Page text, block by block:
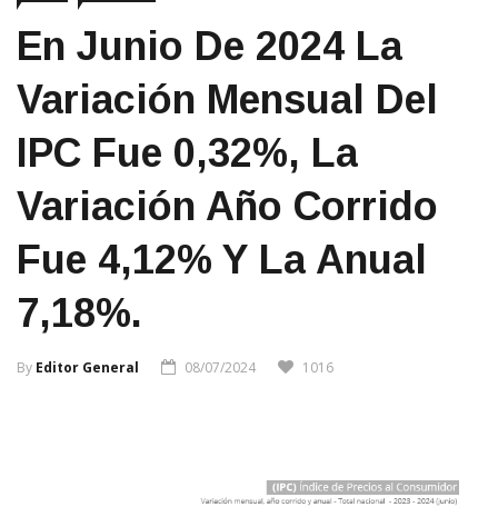
En Junio De 2024 La
Variación Mensual Del
IPC Fue 0,32%, La
Variación Año Corrido
Fue 4,12% Y La Anual
7,18%.
By Editor General 08/07/2024 1016